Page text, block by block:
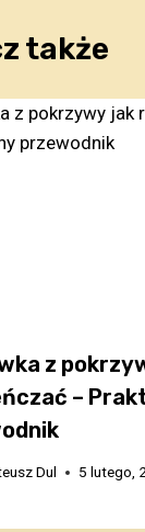
także
z
–
Dul 5 lutego,